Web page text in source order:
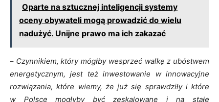
Oparte na sztucznej inteligencji systemy
oceny obywateli mogą prowadzić do wielu
nadużyć. Unijne prawo ma ich zakazać
– Czynnikiem, który mógłby wesprzeć walkę z ubóstwem
energetycznym, jest też inwestowanie w innowacyjne
rozwiązania, które wiemy, że już się sprawdziły i które
w Polsce mogłyby być zeskalowane i na stałe